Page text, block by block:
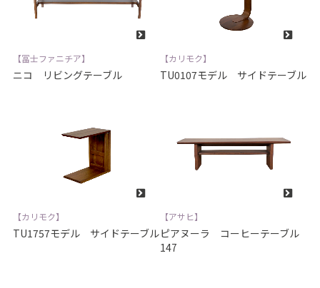
【冨士ファニチア】
ニコ リビングテーブル
【カリモク】
TU0107モデル サイドテーブル
【カリモク】
TU1757モデル サイドテーブル
【アサヒ】
ピアヌーラ コーヒーテーブル
147